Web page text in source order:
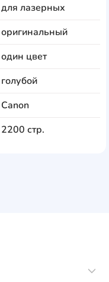
для лазерных
оригинальный
один цвет
голубой
Canon
2200 стр.